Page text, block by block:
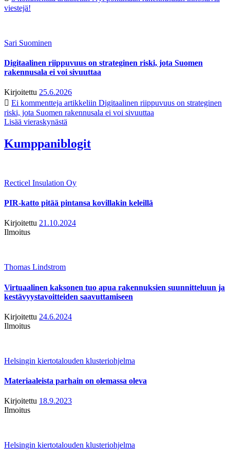
viestejä!
Sari Suominen
Digitaalinen riippuvuus on strateginen riski, jota Suomen
rakennusala ei voi sivuuttaa
Kirjoitettu 25.6.2026
Ei kommentteja artikkeliin Digitaalinen riippuvuus on strateginen
riski, jota Suomen rakennusala ei voi sivuuttaa
Lisää vieraskynästä
Kumppaniblogit
Recticel Insulation Oy
PIR-katto pitää pintansa kovillakin keleillä
Kirjoitettu 21.10.2024
Ilmoitus
Thomas Lindstrom
Virtuaalinen kaksonen tuo apua rakennuksien suunnitteluun ja
kestävyystavoitteiden saavuttamiseen
Kirjoitettu 24.6.2024
Ilmoitus
Helsingin kiertotalouden klusteriohjelma
Materiaaleista parhain on olemassa oleva
Kirjoitettu 18.9.2023
Ilmoitus
Helsingin kiertotalouden klusteriohjelma